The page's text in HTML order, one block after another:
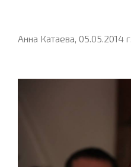
Анна Катаева, 05.05.2014 г.